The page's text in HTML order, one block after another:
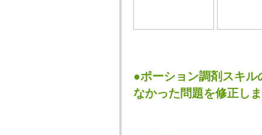
●ポーション調剤スキ
なかった問題を修正し